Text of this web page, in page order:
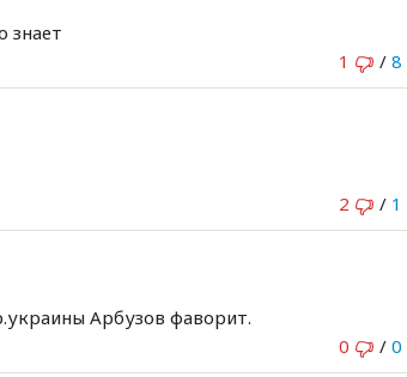
знает
1
/ 8
2
/ 1
Арбузов фаворит.
0
/ 0